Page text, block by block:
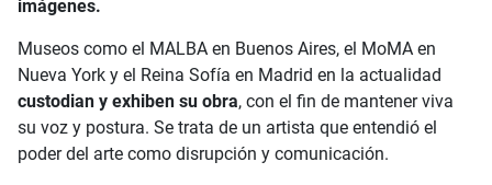
imágenes.
Museos como el MALBA en Buenos Aires, el MoMA en
Nueva York y el Reina Sofía en Madrid en la actualidad
custodian y exhiben su obra, con el fin de mantener viva
su voz y postura. Se trata de un artista que entendió el
poder del arte como disrupción y comunicación.